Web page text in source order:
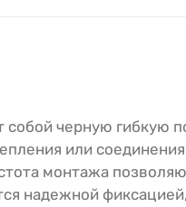
черную гибкую
или
монтажа
надежной